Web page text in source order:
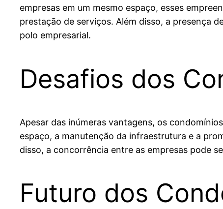
empresas em um mesmo espaço, esses
prestação de serviços. Além disso, a presença
polo empresarial.
Desafios dos
Apesar das inúmeras vantagens, os
espaço, a manutenção da infraestrutura e a
disso, a concorrência entre as empresas pode
Futuro dos